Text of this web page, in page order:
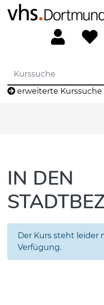
erweiterte Kurssuche
IN DEN
Der Kurs steht leider
Verfügung.